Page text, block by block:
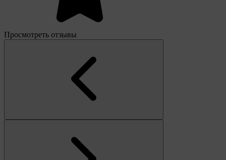
Просмотреть отзывы